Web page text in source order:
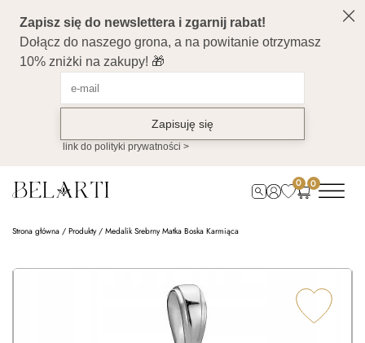
0 0
Strona główna / Produkty/ Medalik Srebrny Matka Boska Karmiąca